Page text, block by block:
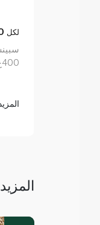
لكل
400غ
المزيد